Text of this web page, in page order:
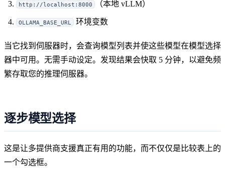
http://localhost:8000 （本地 vLLM）
OLLAMA_BASE_URL 环境变数
当它找到伺服器时，会查询模型列表并使这些模型在模型选择
器中可用。无需手动设定。发现结果会快取 5 分钟，以避免频
繁存取您的推理伺服器。
逐步模型选择
这是让多提供商支援真正有用的功能，而不仅仅是比较表上的
一个勾选框。